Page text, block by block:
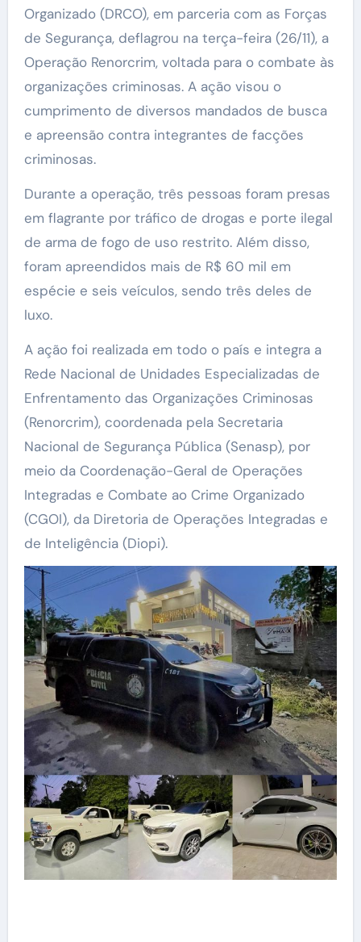
Organizado (DRCO), em parceria com as Forças
de Segurança, deflagrou na terça-feira (26/11), a
Operação Renorcrim, voltada para o combate às
organizações criminosas. A ação visou o
cumprimento de diversos mandados de busca
e apreensão contra integrantes de facções
criminosas.
Durante a operação, três pessoas foram presas
em flagrante por tráfico de drogas e porte ilegal
de arma de fogo de uso restrito. Além disso,
foram apreendidos mais de R$ 60 mil em
espécie e seis veículos, sendo três deles de
luxo.
A ação foi realizada em todo o país e integra a
Rede Nacional de Unidades Especializadas de
Enfrentamento das Organizações Criminosas
(Renorcrim), coordenada pela Secretaria
Nacional de Segurança Pública (Senasp), por
meio da Coordenação-Geral de Operações
Integradas e Combate ao Crime Organizado
(CGOI), da Diretoria de Operações Integradas e
de Inteligência (Diopi).